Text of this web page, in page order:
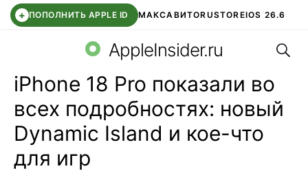
+ ПОПОЛНИТЬ APPLE ID МАКСАВИТОRUSTOREIOS 26.6
СБЕР КИДС ВТБ ОНЛАЙН ЧАТ В ROBLOX
AppleInsider.ru
iPhone 18 Pro показали во
всех подробностях: новый
Dynamic Island и кое-что
для игр